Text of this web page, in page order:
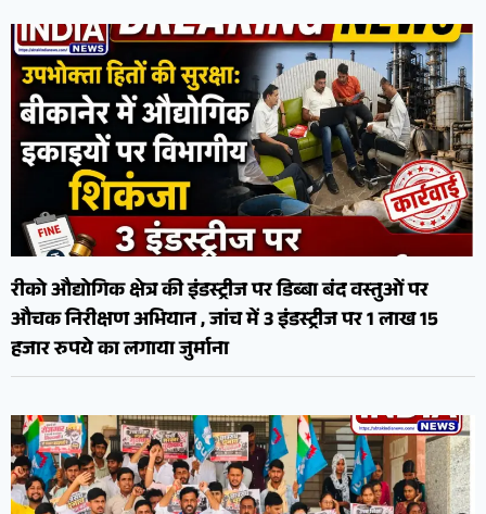
रीको औद्योगिक क्षेत्र की इंडस्ट्रीज पर डिब्बा बंद वस्तुओं पर
औचक निरीक्षण अभियान , जांच में 3 इंडस्ट्रीज पर 1 लाख 15
हजार रुपये का लगाया जुर्माना